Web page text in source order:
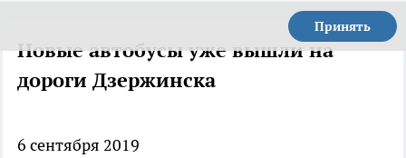
Принять
Новые автобусы уже вышли на
дороги Дзержинска
6 сентября 2019